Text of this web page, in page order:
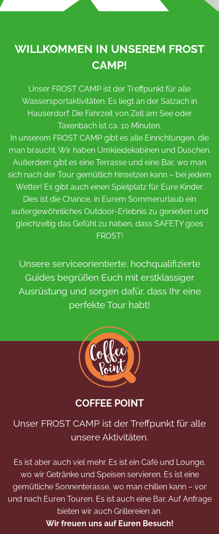
WILLKOMMEN IN UNSEREM FROST
CAMP!
Unser FROST CAMP ist der Treffpunkt für alle
Wassersportaktivitäten. Es liegt an der Salzach in
Hauserdorf. Die Fahrzeit von Zell am See oder
Taxenbach ist ca. 10 Minuten.
In unserem FROST CAMP gibt es alle Einrichtungen, die
man braucht. Wir haben Umkleidekabinen und Duschen.
Außerdem gibt es eine Terrasse und eine Bar, wo man
sich nach der Tour gemütlich hinsetzen kann – bei jedem
Wetter! Es gibt auch einen Spielplatz für Eure Kinder.
Dies ist die Chance, in Eurem Sommerurlaub ein
außergewöhnliches Outdoor-Erlebnis zu genießen und
gleichzeitig das Gefühl zu haben, dass SAFETY goes
FROST!
Unsere serviceorientierte, hochqualifizierte
Guides begrüßen Euch mit erstklassiger
Ausrüstung und sorgen dafür, dass Ihr eine
perfekte Tour habt!
COFFEE POINT
Unser FROST CAMP ist der Treffpunkt für alle
unsere Aktivitäten.
Es ist aber auch viel mehr. Es ist ein Café und Lounge,
wo wir Getränke und Speisen servieren. Es ist eine
gemütliche Sonnenterasse, wo man chillen kann – vor
und nach Euren Touren. Es ist auch eine Bar. Auf Anfrage
bieten wir auch Grillereien an.
Wir freuen uns auf Euren Besuch!